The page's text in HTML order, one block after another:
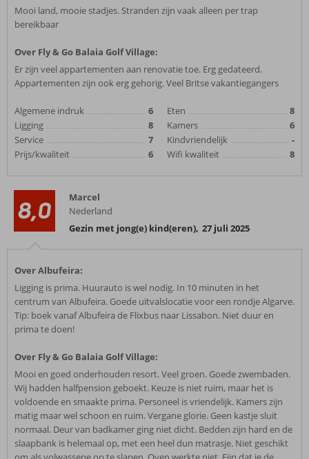
Mooi land, mooie stadjes. Stranden zijn vaak alleen per trap
bereikbaar
Over Fly & Go Balaia Golf Village:
Er zijn veel appartementen aan renovatie toe. Erg gedateerd.
Appartementen zijn ook erg gehorig. Veel Britse vakantiegangers
Algemene indruk
6
Ligging
8
Service
7
Prijs/kwaliteit
6
Eten
8
Kamers
6
Kindvriendelijk
-
Wifi kwaliteit
8
8,0
Marcel
Nederland
Gezin met jong(e) kind(eren), 27 juli 2025
Over Albufeira:
Ligging is prima. Huurauto is wel nodig. In 10 minuten in het
centrum van Albufeira. Goede uitvalslocatie voor een rondje Algarve.
Tip: boek vanaf Albufeira de Flixbus naar Lissabon. Niet duur en
prima te doen!
Over Fly & Go Balaia Golf Village:
Mooi en goed onderhouden resort. Veel groen. Goede zwembaden.
Wij hadden halfpension geboekt. Keuze is niet ruim, maar het is
voldoende en smaakte prima. Personeel is vriendelijk. Kamers zijn
matig maar wel schoon en ruim. Vergane glorie. Geen kastje sluit
normaal. Deur van badkamer ging niet dicht. Bedden zijn hard en de
slaapbank is helemaal op, met een heel dun matrasje. Niet geschikt